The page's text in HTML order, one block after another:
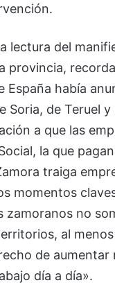
lectura del
provincia,
había
de Teruel
a que las
la que
traiga
momentos
no
al
de
día a día».